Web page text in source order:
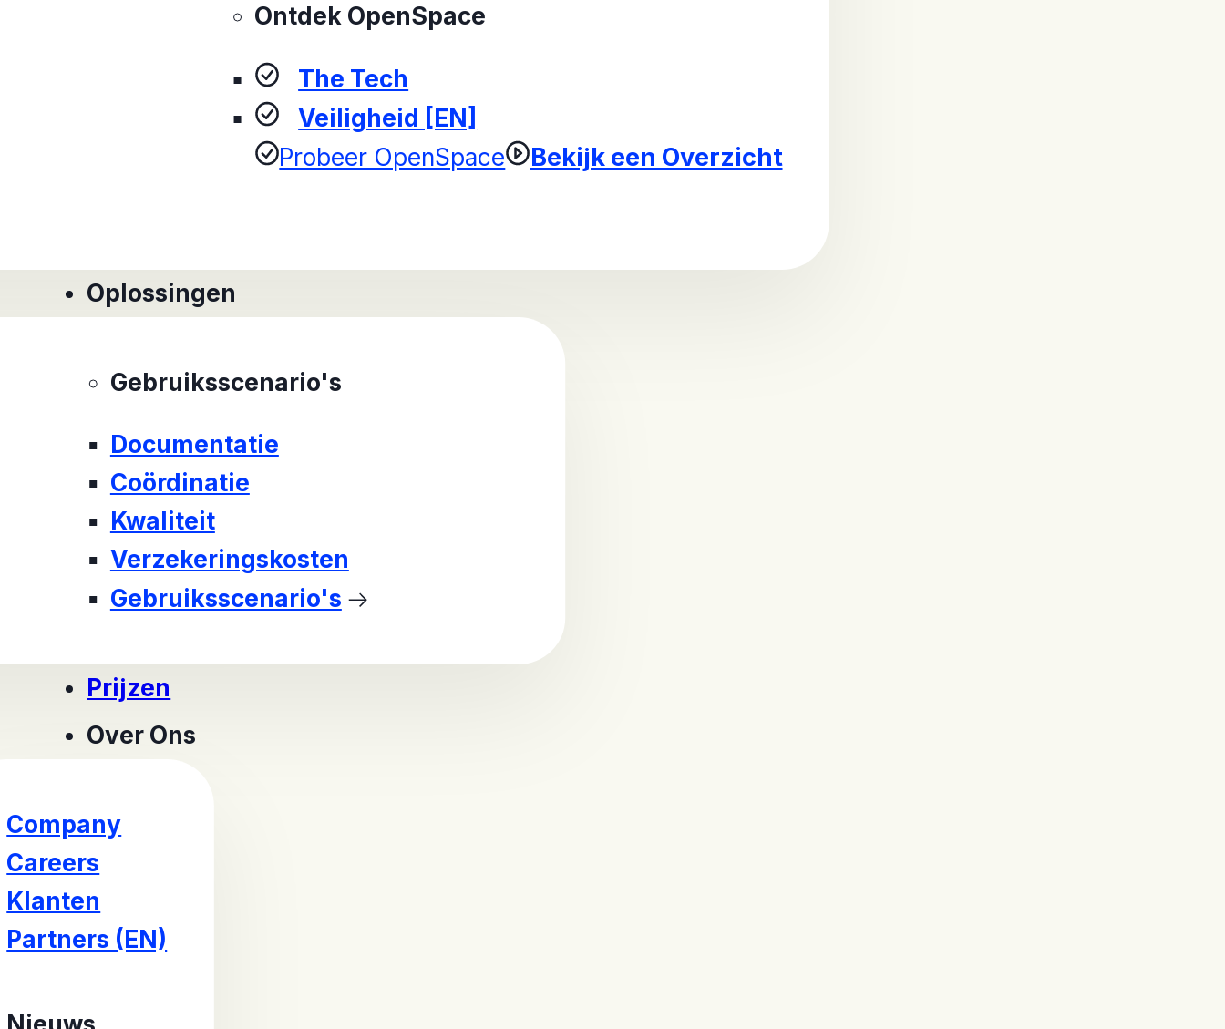
Ontdek OpenSpace
The Tech
Veiligheid [EN]
Probeer OpenSpace
Bekijk een Overzicht
Oplossingen
Gebruiksscenario's
Documentatie
Coördinatie
Kwaliteit
Verzekeringskosten
Gebruiksscenario's
Prijzen
Over Ons
Company
Careers
Klanten
Partners (EN)